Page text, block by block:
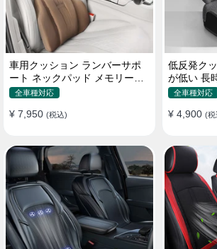
車用クッション ランバーサポ
ート ネックパッド メモリーフ
ォーム 疲労回復
全車種対応
¥ 7,950 (税込)
低反発ク
が低い 長
ゃれ 運
全車種対応
¥ 4,900 (税